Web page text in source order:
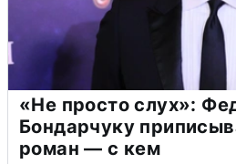
«Не просто слух»:
Бондарчуку
роман — с кем